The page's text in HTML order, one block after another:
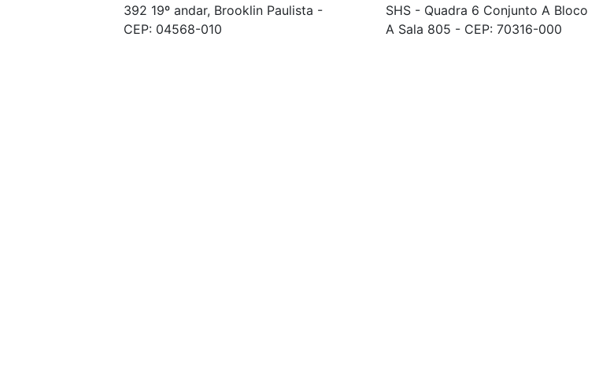
392 19º andar, Brooklin Paulista -
CEP: 04568-010
SHS - Quadra 6 Conjunto A Bloco
A Sala 805 - CEP: 70316-000